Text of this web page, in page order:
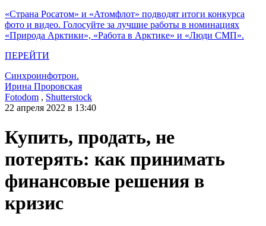
«Страна Росатом» и «Атомфлот» подводят итоги конкурса
фото и видео. Голосуйте за лучшие работы в номинациях
«Природа Арктики», «Работа в Арктике» и «Люди СМП».
ПЕРЕЙТИ
Синхроинфотрон.
Ирина Проровская
Fotodom , Shutterstock
22 апреля 2022 в 13:40
Купить, продать, не
потерять: как принимать
финансовые решения в
кризис